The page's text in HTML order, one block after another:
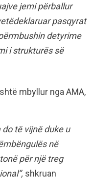
jemi përballur
pasqyrat
detyrime
i strukturës së
mbyllur nga AMA,
të vijnë duke u
në
për një treg
shkruan